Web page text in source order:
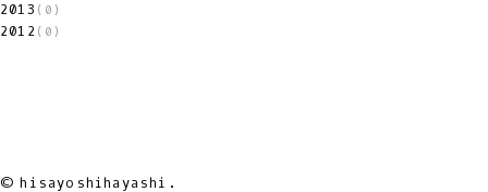
2013 (0)
2012 (0)
© hisayoshihayashi.